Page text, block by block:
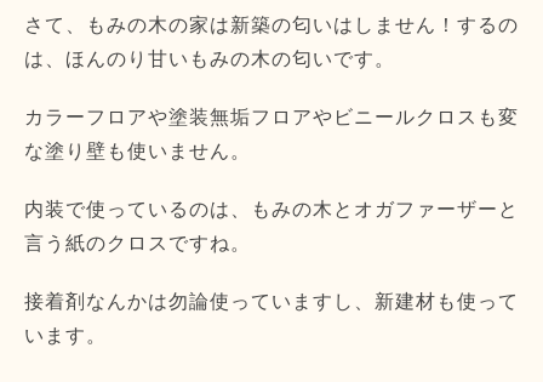
さて、もみの木の家は新築の匂いはしません！するの
は、 ほんのり甘いもみの木の匂いです。
カラーフロアや塗装無垢フロアやビニールクロスも変
な塗り壁も使いません。
内装で使っているのは、
もみの木とオガファーザーと
言う紙のクロスですね。
接着剤なんかは勿論使っていますし、新建材も使って
います。